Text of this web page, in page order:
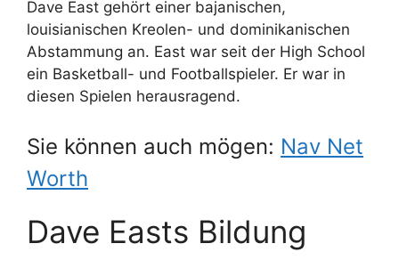
Dave East gehört einer bajanischen,
louisianischen Kreolen- und dominikanischen
Abstammung an. East war seit der High School
ein Basketball- und Footballspieler. Er war in
diesen Spielen herausragend.
Sie können auch mögen: Nav Net
Worth
Dave Easts Bildung